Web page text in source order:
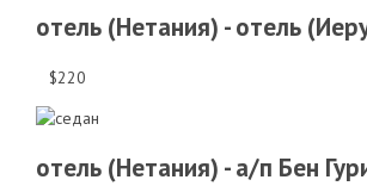
отель (Нетания) - отель
$220
отель (Нетания) - а/п Бен